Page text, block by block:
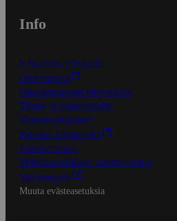
Info
S-Business yrityksille
Oiva-raportit
Osuuskauppojen yhteystiedot
Tilaus- ja toimitusehdot
Tietosuojakäytäntö
Palvelun käyttöehdot
Saavutettavuus
Mobiilisovelluksen saavutettavuus
Mainostajalle
Muuta evästeasetuksia